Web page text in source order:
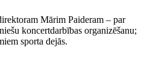
Mārim Paideram – par
koncertdarbības organizēšanu;
sporta dejās.